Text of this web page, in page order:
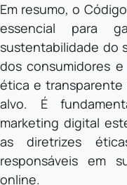
Em resumo, o
essencial para
sustentabilidade do
dos consumidores
ética e
alvo. É
marketing digital
as diretrizes
responsáveis em
online.